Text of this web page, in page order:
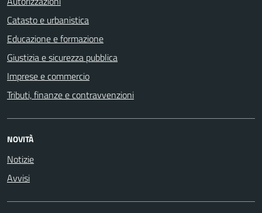
Catasto e urbanistica
Educazione e formazione
Giustizia e sicurezza pubblica
Imprese e commercio
Tributi, finanze e contravvenzioni
NOVITÀ
Notizie
Avvisi